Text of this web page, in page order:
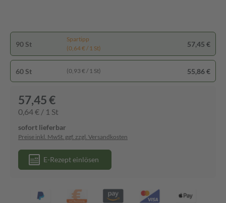
90 St
Spartipp
(0,64 € / 1 St)
57,45 €
60 St (0,93 € / 1 St) 55,86 €
57,45 €
0,64 € / 1 St
sofort lieferbar
Preise inkl. MwSt. ggf. zzgl. Versandkosten
E-Rezept einlösen